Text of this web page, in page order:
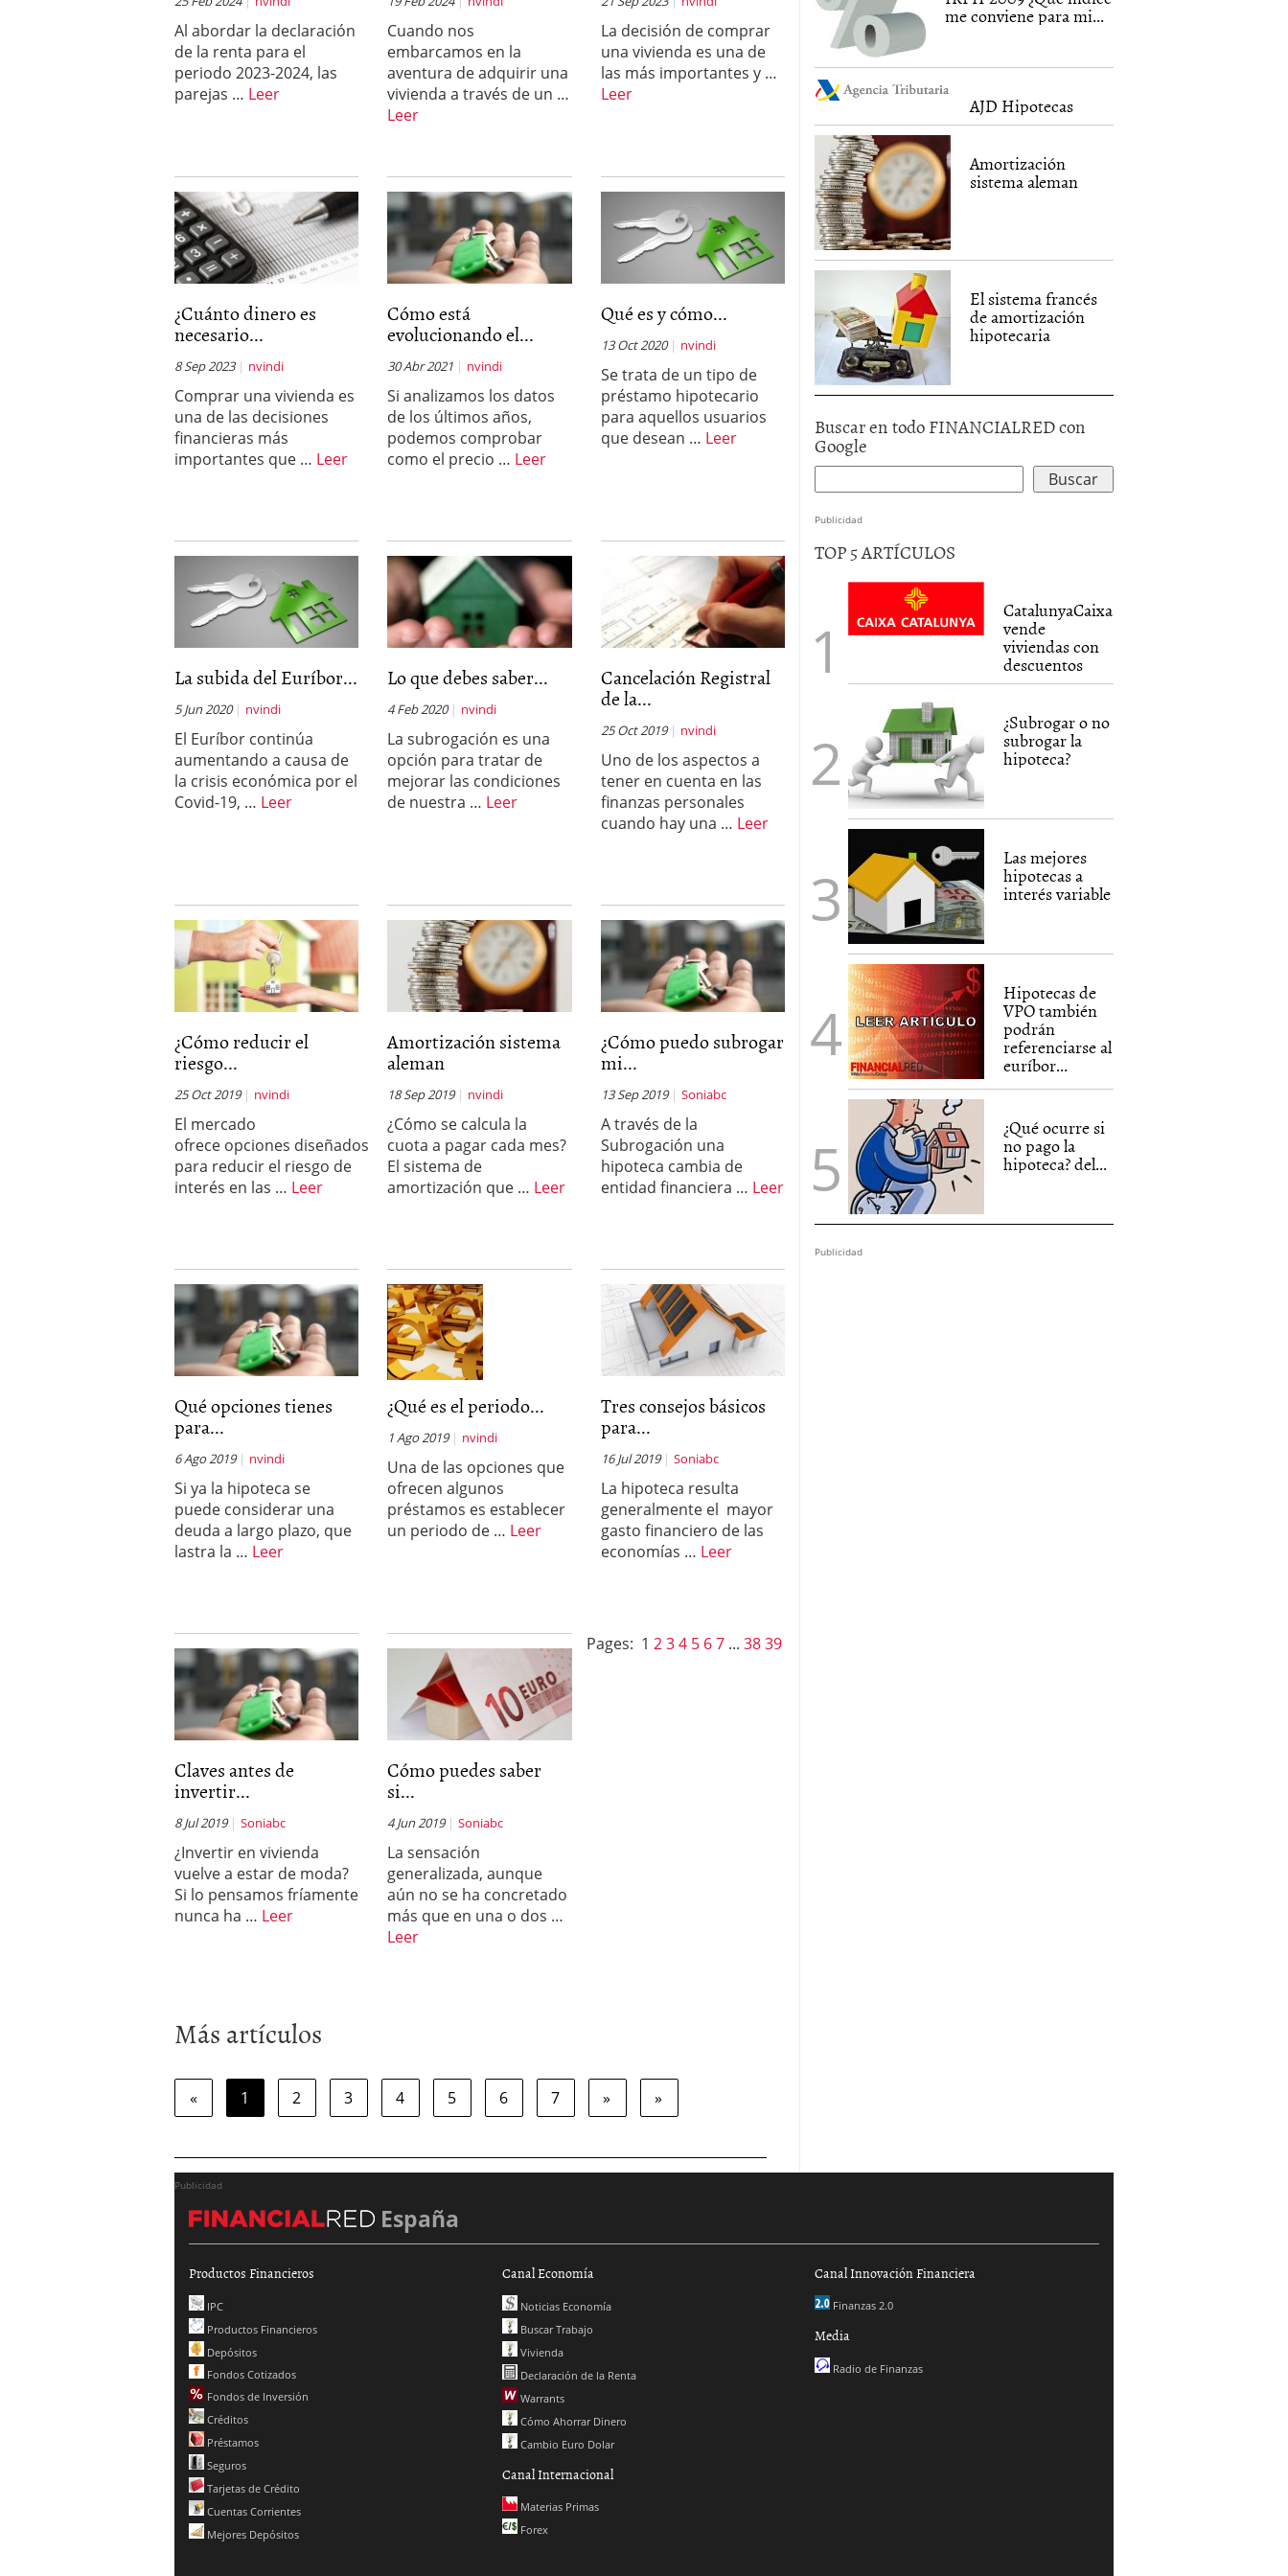
Al abordar la declaración
de la renta para el
periodo 2023-2024, las
parejas … Leer
Cuando nos
embarcamos en la
aventura de adquirir una
vivienda a través de un …
Leer
La decisión de comprar
una vivienda es una de
las más importantes y …
Leer
¿Cuánto dinero es
necesario...
8 Sep 2023 nvindi
Comprar una vivienda es
una de las decisiones
financieras más
importantes que … Leer
Cómo está
evolucionando el...
30 Abr 2021 nvindi
Si analizamos los datos
de los últimos años,
podemos comprobar
como el precio … Leer
Qué es y cómo...
13 Oct 2020 nvindi
Se trata de un tipo de
préstamo hipotecario
para aquellos usuarios
que desean … Leer
La subida del Euríbor...
5 Jun 2020 nvindi
El Euríbor continúa
aumentando a causa de
la crisis económica por el
Covid-19, … Leer
Lo que debes saber...
4 Feb 2020 nvindi
La subrogación es una
opción para tratar de
mejorar las condiciones
de nuestra … Leer
Cancelación Registral
de la...
25 Oct 2019 nvindi
Uno de los aspectos a
tener en cuenta en las
finanzas personales
cuando hay una … Leer
¿Cómo reducir el
riesgo...
25 Oct 2019 nvindi
El mercado
ofrece opciones diseñados
para reducir el riesgo de
interés en las … Leer
Amortización sistema
aleman
18 Sep 2019 nvindi
¿Cómo se calcula la
cuota a pagar cada mes?
El sistema de
amortización que … Leer
¿Cómo puedo subrogar
mi...
13 Sep 2019 Soniabc
A través de la
Subrogación una
hipoteca cambia de
entidad financiera … Leer
Qué opciones tienes
para...
6 Ago 2019 nvindi
Si ya la hipoteca se
puede considerar una
deuda a largo plazo, que
lastra la … Leer
¿Qué es el periodo...
1 Ago 2019 nvindi
Una de las opciones que
ofrecen algunos
préstamos es establecer
un periodo de … Leer
Tres consejos básicos
para...
16 Jul 2019 Soniabc
La hipoteca resulta
generalmente el mayor
gasto financiero de las
economías … Leer
Claves antes de
invertir...
8 Jul 2019 Soniabc
¿Invertir en vivienda
vuelve a estar de moda?
Si lo pensamos fríamente
nunca ha … Leer
Cómo puedes saber
si...
4 Jun 2019 Soniabc
La sensación
generalizada, aunque
aún no se ha concretado
más que en una o dos …
Leer
Pages: 1 234 5 67 ... 3839
Más artículos
« 1 2 3 4 5 6 7 » »
me conviene para mi...
AJD Hipotecas
Amortización
sistema aleman
El sistema francés
de amortización
hipotecaria
Buscar en todo FINANCIALRED con
Google
Publicidad
TOP 5 ARTÍCULOS
CatalunyaCaixa
vende
viviendas con
descuentos
¿Subrogar o no
subrogar la
hipoteca?
Las mejores
hipotecas a
interés variable
Hipotecas de
VPO también
podrán
referenciarse al
euríbor...
¿Qué ocurre si
no pago la
hipoteca? del...
Publicidad
Publicidad
España
Productos Financieros
IPC
Productos Financieros
Depósitos
Fondos Cotizados
Fondos de Inversión
Créditos
Préstamos
Seguros
Tarjetas de Crédito
Cuentas Corrientes
Mejores Depósitos
Canal Economía
Noticias Economía
Buscar Trabajo
Vivienda
Declaración de la Renta
Warrants
Cómo Ahorrar Dinero
Cambio Euro Dolar
Canal Internacional
Materias Primas
Forex
Canal Innovación Financiera
Finanzas 2.0
Media
Radio de Finanzas